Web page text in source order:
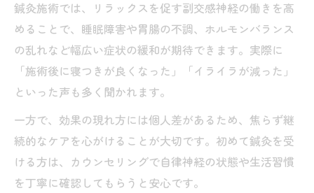
鍼灸施術では、リラックスを促す副交感神経の働きを高
めることで、睡眠障害や胃腸の不調、ホルモンバランス
の乱れなど幅広い症状の緩和が期待できます。実際に
「施術後に寝つきが良くなった」「イライラが減った」
といった声も多く聞かれます。
一方で、効果の現れ方には個人差があるため、焦らず継
続的なケアを心がけることが大切です。初めて鍼灸を受
ける方は、カウンセリングで自律神経の状態や生活習慣
を丁寧に確認してもらうと安心です。